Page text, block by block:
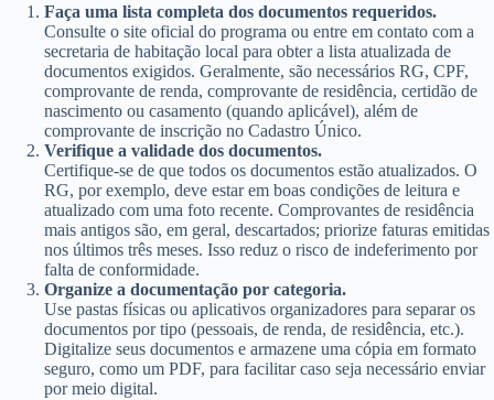
Faça uma lista completa dos documentos requeridos.
Consulte o site oficial do programa ou entre em contato com a
secretaria de habitação local para obter a lista atualizada de
documentos exigidos. Geralmente, são necessários RG, CPF,
comprovante de renda, comprovante de residência, certidão de
nascimento ou casamento (quando aplicável), além de
comprovante de inscrição no Cadastro Único.
Verifique a validade dos documentos.
Certifique-se de que todos os documentos estão atualizados. O
RG, por exemplo, deve estar em boas condições de leitura e
atualizado com uma foto recente. Comprovantes de residência
mais antigos são, em geral, descartados; priorize faturas emitidas
nos últimos três meses. Isso reduz o risco de indeferimento por
falta de conformidade.
Organize a documentação por categoria.
Use pastas físicas ou aplicativos organizadores para separar os
documentos por tipo (pessoais, de renda, de residência, etc.).
Digitalize seus documentos e armazene uma cópia em formato
seguro, como um PDF, para facilitar caso seja necessário enviar
por meio digital.